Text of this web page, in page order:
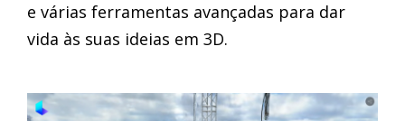
e várias ferramentas avançadas para dar
vida às suas ideias em 3D.